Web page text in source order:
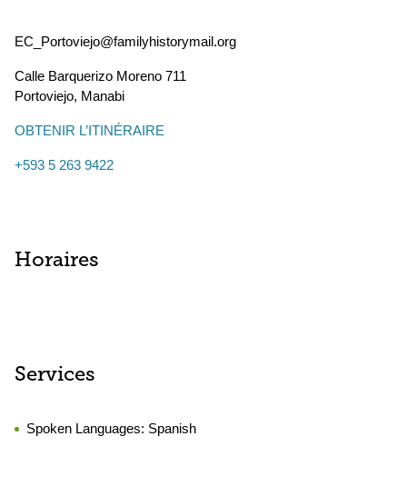
EC_Portoviejo@familyhistorymail.org
Calle Barquerizo Moreno 711
Portoviejo, Manabi
OBTENIR L’ITINÉRAIRE
+593 5 263 9422
Horaires
Services
Spoken Languages: Spanish